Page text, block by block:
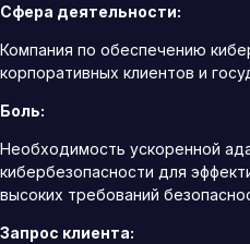
Сфера деятельности:
Компания по обеспечению
корпоративных клиентов и
Боль:
Необходимость ускоренной
кибербезопасности для
высоких требований
Запрос клиента: